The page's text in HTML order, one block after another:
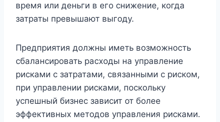
время или деньги в его снижение, когда
затраты превышают выгоду.
Предприятия должны иметь возможность
сбалансировать расходы на управление
рисками с затратами, связанными с риском,
при управлении рисками, поскольку
успешный бизнес зависит от более
эффективных методов управления рисками.